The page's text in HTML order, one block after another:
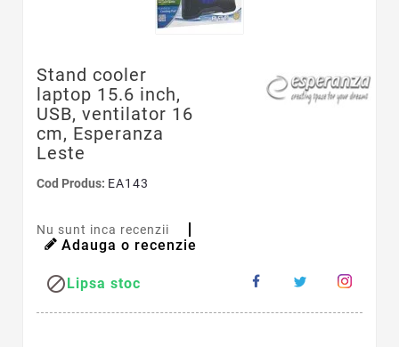
Stand cooler
laptop 15.6 inch,
USB, ventilator 16
cm, Esperanza
Leste
Cod Produs: EA143
Nu sunt inca recenzii
Adauga o recenzie
Lipsa stoc